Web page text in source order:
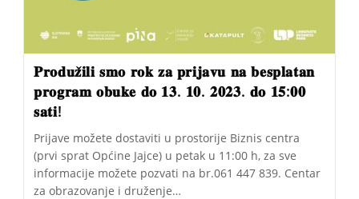
𝐏𝐫𝐨𝐝𝐮𝐳̌𝐢𝐥𝐢 𝐬𝐦𝐨 𝐫𝐨𝐤 𝐳𝐚 𝐩𝐫𝐢𝐣𝐚𝐯𝐮 𝐧𝐚 𝐛𝐞𝐬𝐩𝐥𝐚𝐭𝐚𝐧
𝐩𝐫𝐨𝐠𝐫𝐚𝐦 𝐨𝐛𝐮𝐤𝐞 𝐝𝐨 𝟏𝟑. 𝟏𝟎. 𝟐𝟎𝟐𝟑. 𝐝𝐨 𝟏𝟓:𝟎𝟎
𝐬𝐚𝐭𝐢!
Prijave možete dostaviti u prostorije Biznis centra
(prvi sprat Općine Jajce) u petak u 11:00 h, za sve
informacije možete pozvati na br.061 447 839. Centar
za obrazovanje i druženje…